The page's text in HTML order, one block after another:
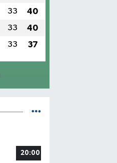
33 40
33 40
33 37
20:00